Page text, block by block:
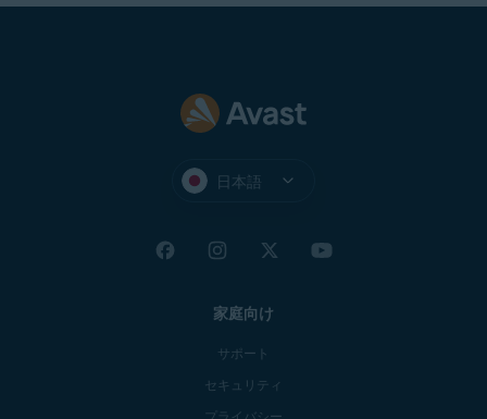
日本語
家庭向け
サポート
セキュリティ
プライバシー